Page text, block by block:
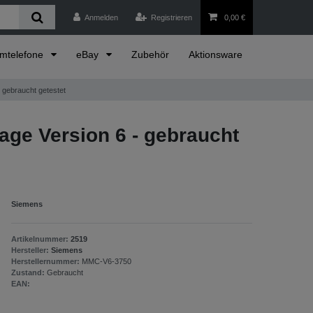
Anmelden Registrieren 0,00 €
eBay Zubehör Aktionsware
gebraucht getestet
Version 6 - gebraucht
Siemens
Artikelnummer: 2519
Hersteller: Siemens
Herstellernummer: MMC-V6-3750
Zustand: Gebraucht
EAN: